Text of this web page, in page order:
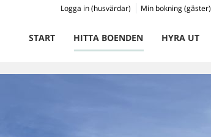
Min bokning (gäster)
Logga in (husvärdar)
START HITTA BOENDEN HYRA UT